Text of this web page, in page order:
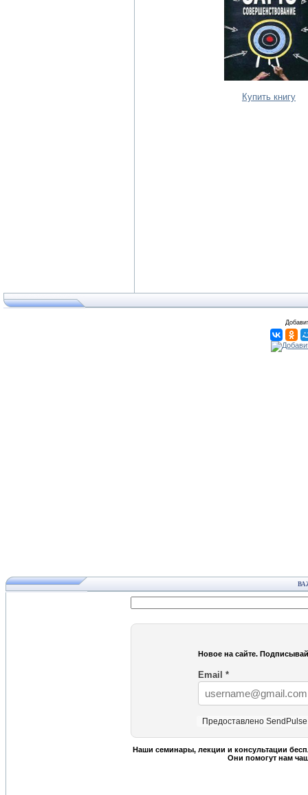
Купить книгу
Новое на сайте.
Email *
Предоставлено SendPulse
Наши семинары, лекции и консультации
Они помогут нам